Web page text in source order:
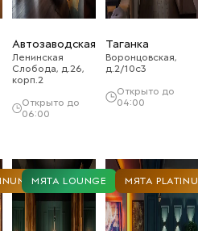
Автозаводская
Ленинская
Слобода, д.26,
корп.2
Открыто до
06:00
Таганка
Воронцовская,
д.2/10с3
Открыто до
04:00
МЯТА LOUNGE МЯТА